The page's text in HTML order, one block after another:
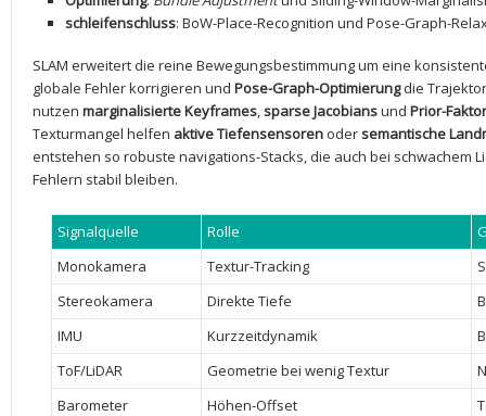
schleifenschluss: BoW-Place-Recognition⁣ und Pose-Graph-
SLAM erweitert die reine Bewegungsbestimmung ⁢um eine
globale Fehler korrigieren und Pose-Graph-Optimierung​die
nutzen⁢ marginalisierte Keyframes,sparse Jacobiansund⁣ Prior-
‌Texturmangel helfen‌ aktive Tiefensensoren odersemantische
entstehen ⁤so robuste navigations-Stacks, ⁢die‌ auch bei schwachem
Fehlern stabil bleiben.
Signalquelle Rolle
Monokamera
Textur-Tracking
Stereokamera
Direkte Tiefe
IMU
Kurzzeitdynamik
ToF/LiDAR
Geometrie bei wenig Textur
Barometer
Höhen-Offset